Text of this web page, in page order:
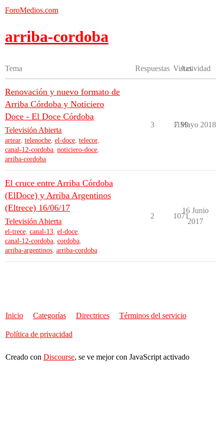
ForoMedios.com
arriba-cordoba
Tema Respuestas Vistas
Actividad
Renovación y nuevo formato de
Arriba Córdoba y Noticiero
Doce - El Doce Córdoba
Televisión Abierta
artear, telenoche, el-doce, telecor,
canal-12-cordoba, noticiero-doce,
arriba-cordoba
3 1199
7 Mayo 2018
El cruce entre Arriba Córdoba
(ElDoce) y Arriba Argentinos
(Eltrece) 16/06/17
Televisión Abierta
el-trece, canal-13, el-doce,
canal-12-cordoba, cordoba,
arriba-argentinos, arriba-cordoba
2 1071
16 Junio
2017
Inicio Categorías Directrices Términos del servicio
Política de privacidad
Creado con Discourse, se ve mejor con JavaScript activado